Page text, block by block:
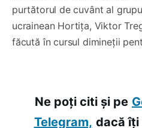
purtătorul de cuvânt al
ucrainean Hortița, Viktor
făcută în cursul dimineții
Ne poți citi și pe
Telegram, dacă îți